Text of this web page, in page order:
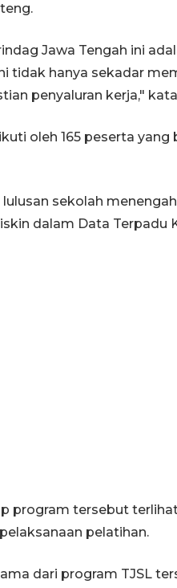
Jawa Tengah ini
tidak hanya sekadar
penyaluran kerja,"
oleh 165 peserta yang
sekolah
dalam Data Terpadu
program tersebut
pelatihan.
dari program TJSL